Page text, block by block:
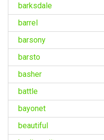
barksdale
barrel
barsony
barsto
basher
battle
bayonet
beautiful